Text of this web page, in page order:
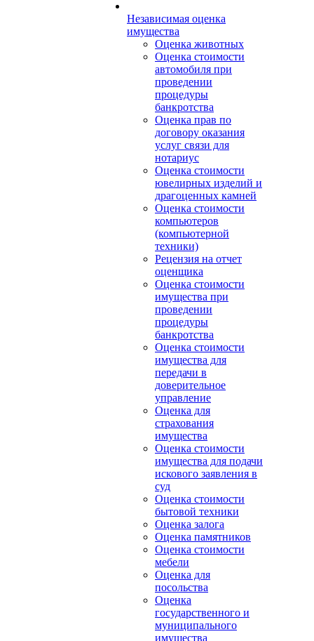
Независимая оценка
имущества
Оценка животных
Оценка стоимости
автомобиля при
проведении
процедуры
банкротства
Оценка прав по
договору оказания
услуг связи для
нотариус
Оценка стоимости
ювелирных изделий и
драгоценных камней
Оценка стоимости
компьютеров
(компьютерной
техники)
Рецензия на отчет
оценщика
Оценка стоимости
имущества при
проведении
процедуры
банкротства
Оценка стоимости
имущества для
передачи в
доверительное
управление
Оценка для
страхования
имущества
Оценка стоимости
имущества для подачи
искового заявления в
суд
Оценка стоимости
бытовой техники
Оценка залога
Оценка памятников
Оценка стоимости
мебели
Оценка для
посольства
Оценка
государственного и
муниципального
имущества